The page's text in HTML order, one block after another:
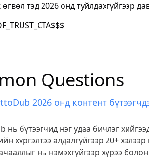
тэд 2026 онд туйлдахгүйгээр
Questions
2026 онд контент
нь бүтээгчид нэг удаа бичлэг
хүргэлтээ алдалгүйгээр 20+
нь нэмэхгүйгээр хүрээ